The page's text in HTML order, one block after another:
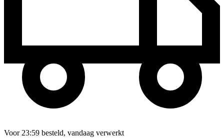
Voor 23:59 besteld, vandaag verwerkt